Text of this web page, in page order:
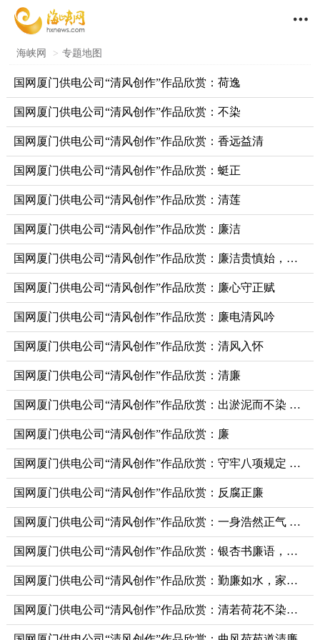

海峡网 > 专题地图
国网厦门供电公司“清风创作”作品欣赏：荷逸
国网厦门供电公司“清风创作”作品欣赏：不染
国网厦门供电公司“清风创作”作品欣赏：香远益清
国网厦门供电公司“清风创作”作品欣赏：蜓正
国网厦门供电公司“清风创作”作品欣赏：清莲
国网厦门供电公司“清风创作”作品欣赏：廉洁
国网厦门供电公司“清风创作”作品欣赏：廉洁贵慎始，勤政需善终
国网厦门供电公司“清风创作”作品欣赏：廉心守正赋
国网厦门供电公司“清风创作”作品欣赏：廉电清风吟
国网厦门供电公司“清风创作”作品欣赏：清风入怀
国网厦门供电公司“清风创作”作品欣赏：清廉
国网厦门供电公司“清风创作”作品欣赏：出淤泥而不染 濯清涟而不妖
国网厦门供电公司“清风创作”作品欣赏：廉
国网厦门供电公司“清风创作”作品欣赏：守牢八项规定 弘扬清风正气
国网厦门供电公司“清风创作”作品欣赏：反腐正廉
国网厦门供电公司“清风创作”作品欣赏：一身浩然正气 两袖廉洁清风
国网厦门供电公司“清风创作”作品欣赏：银杏书廉语，诗词话清风
国网厦门供电公司“清风创作”作品欣赏：勤廉如水，家书道来
国网厦门供电公司“清风创作”作品欣赏：清若荷花不染尘，廉如梅花不畏寒